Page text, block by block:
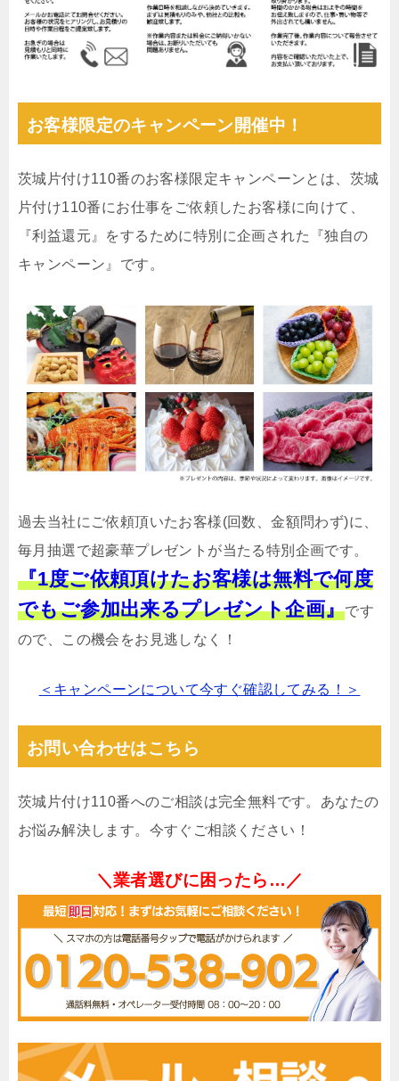
お客様限定のキャンペーン開催中！
茨城片付け110番のお客様限定キャンペーンとは、茨城
片付け110番にお仕事をご依頼したお客様に向けて、
『利益還元』をするために特別に企画された『独自の
キャンペーン』です。
過去当社にご依頼頂いたお客様(回数、金額問わず)に、
毎月抽選で超豪華プレゼントが当たる特別企画です。
『1度ご依頼頂けたお客様は無料で何度
でもご参加出来るプレゼント企画』です
ので、この機会をお見逃しなく！
＜キャンペーンについて今すぐ確認してみる！＞
お問い合わせはこちら
茨城片付け110番へのご相談は完全無料です。あなたの
お悩み解決します。今すぐご相談ください！
＼業者選びに困ったら…／